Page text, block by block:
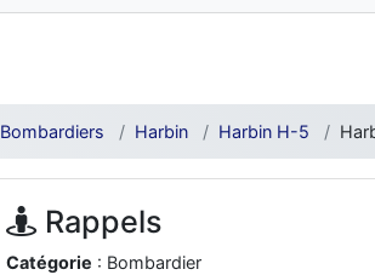
Bombardiers Harbin Harbin H-5
Rappels
Catégorie : Bombardier